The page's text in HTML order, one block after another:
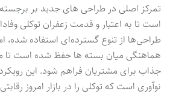
تمرکز اصلی در طراحی های جدید بر برجسته
است تا به اعتبار و قدمت زعفران توکلی
طراحی‌ها از تنوع گسترده‌ای استفاده شده،
هماهنگی میان بسته ها حفظ شده است
جذاب برای مشتریان فراهم شود. این
نوآوری است که توکلی را در بازار امروز